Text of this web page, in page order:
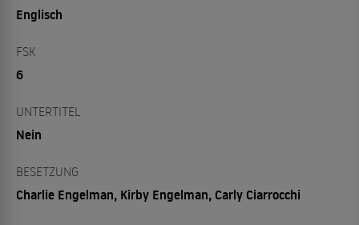
Englisch
FSK
6
UNTERTITEL
Nein
BESETZUNG
Charlie Engelman, Kirby Engelman, Carly Ciarrocchi